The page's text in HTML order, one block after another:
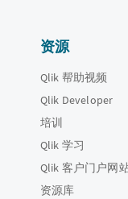
资源
Qlik 帮助视频
Qlik Developer
培训
Qlik 学习
Qlik 客户门户网
资源库